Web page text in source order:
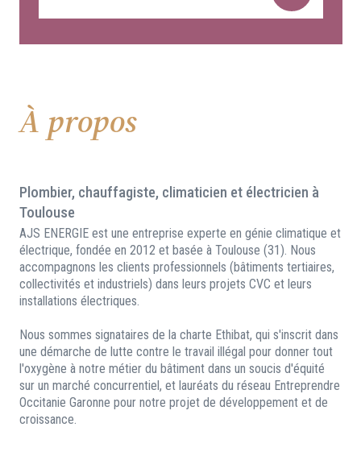
À propos
Plombier, chauffagiste, climaticien et électricien à
Toulouse
AJS ENERGIE est une entreprise experte en génie climatique et
électrique, fondée en 2012 et basée à Toulouse (31). Nous
accompagnons les clients professionnels (bâtiments tertiaires,
collectivités et industriels) dans leurs projets CVC et leurs
installations électriques.
Nous sommes signataires de la charte Ethibat, qui s'inscrit dans
une démarche de lutte contre le travail illégal pour donner tout
l'oxygène à notre métier du bâtiment dans un soucis d'équité
sur un marché concurrentiel, et lauréats du réseau Entreprendre
Occitanie Garonne pour notre projet de développement et de
croissance.